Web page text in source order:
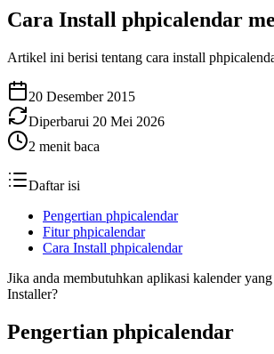
Cara Install phpicalendar
Artikel ini berisi tentang cara install
20 Desember 2015
Diperbarui 20 Mei 2026
2 menit baca
Daftar isi
Pengertian phpicalendar
Fitur phpicalendar
Cara Install phpicalendar
Jika anda membutuhkan aplikasi kalender
Installer?
Pengertian phpicalendar